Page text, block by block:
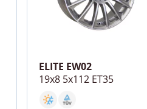
ELITE EW02
19x8 5x112 ET35